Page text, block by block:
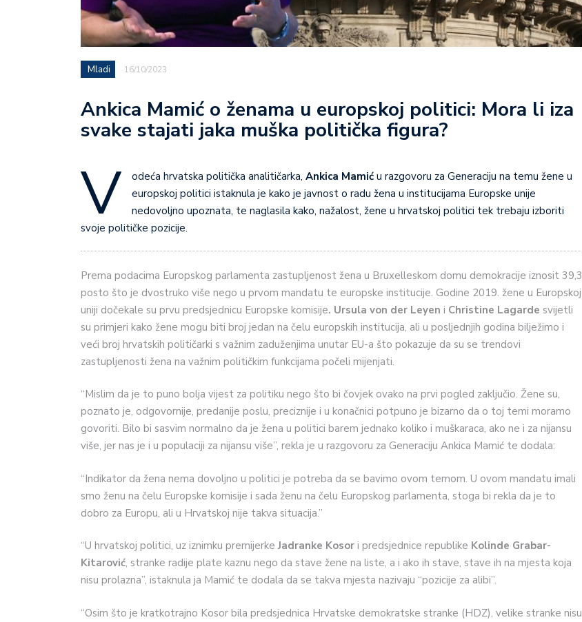
Mladi 16/10/2023
Ankica Mamić o ženama u europskoj politici: Mora li iza
svake stajati jaka muška politička figura?
V odeća hrvatska politička analitičarka, Ankica Mamić u razgovoru za Generaciju na temu žene u
europskoj politici istaknula je kako je javnost o radu žena u institucijama Europske unije
nedovoljno upoznata, te naglasila kako, nažalost, žene u hrvatskoj politici tek trebaju izboriti
svoje političke pozicije.
Prema podacima Europskog parlamenta zastupljenost žena u Bruxelleskom domu demokracije iznosit 39,3
posto što je dvostruko više nego u prvom mandatu te europske institucije. Godine 2019. žene u Europskoj
uniji dočekale su prvu predsjednicu Europske komisije. Ursula von der Leyen i Christine Lagarde svijetli
su primjeri kako žene mogu biti broj jedan na čelu europskih institucija, ali u posljednjih godina bilježimo i
veći broj hrvatskih političarki s važnim zaduženjima unutar EU-a što pokazuje da su se trendovi
zastupljenosti žena na važnim političkim funkcijama počeli mijenjati.
“Mislim da je to puno bolja vijest za politiku nego što bi čovjek ovako na prvi pogled zaključio. Žene su,
poznato je, odgovornije, predanije poslu, preciznije i u konačnici potpuno je bizarno da o toj temi moramo
govoriti. Bilo bi sasvim normalno da je žena u politici barem jednako koliko i muškaraca, ako ne i za nijansu
više, jer nas je i u populaciji za nijansu više”, rekla je u razgovoru za Generaciju Ankica Mamić te dodala:
“Indikator da žena nema dovoljno u politici je potreba da se bavimo ovom temom. U ovom mandatu imali
smo ženu na čelu Europske komisije i sada ženu na čelu Europskog parlamenta, stoga bi rekla da je to
dobro za Europu, ali u Hrvatskoj nije takva situacija.”
“U hrvatskoj politici, uz iznimku premijerkeJadranke Kosor i predsjednice republike Kolinde Grabar-
Kitarović, stranke radije plate kaznu nego da stave žene na liste, a i ako ih stave, stave ih na mjesta koja
nisu prolazna”, istaknula ja Mamić te dodala da se takva mjesta nazivaju “pozicije za alibi”.
“Osim što je kratkotrajno Kosor bila predsjednica Hrvatske demokratske stranke (HDZ), velike stranke nisu